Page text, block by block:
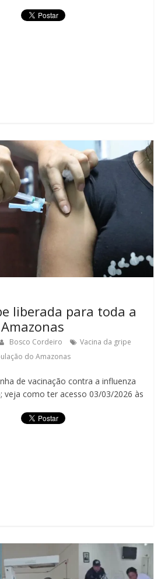
liberada para toda a
Bosco Cordeiro
Vacina da gripe
do Amazonas
de vacinação contra a influenza
veja como ter acesso 03/03/2026 às